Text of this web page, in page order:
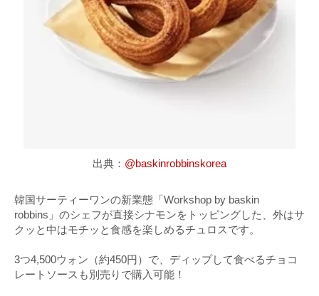
出典： @baskinrobbinskorea
韓国サーティーワンの新業態「Workshop by baskin
robbins」のシェフが直接シナモンをトッピングした、外はサ
クッと中はモチッと食感を楽しめるチュロスです。
3つ4,500ウォン（約450円）で、ディップして食べるチョコ
レートソースも別売りで購入可能！